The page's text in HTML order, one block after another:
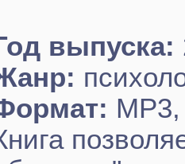
выпуска: